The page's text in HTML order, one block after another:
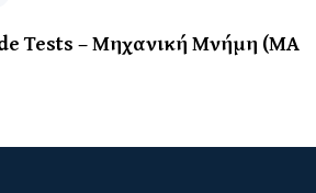
Tests – Μηχανική Μνήμη (MA